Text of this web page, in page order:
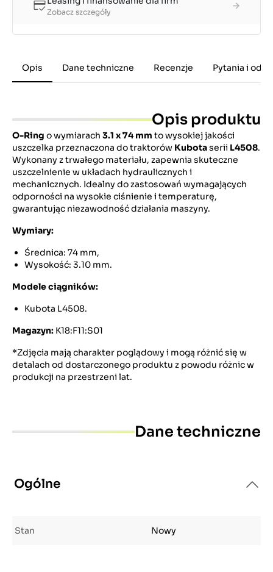
Zobacz szczegóły
Opis Dane techniczne Recenzje Pytania i
Opis produktu
O-Ring o wymiarach 3.1 x 74 mm to wysokiej jakości
uszczelka przeznaczona do traktorów Kubotaserii L4508.
Wykonany z trwałego materiału, zapewnia skuteczne
uszczelnienie w układach hydraulicznych i
mechanicznych. Idealny do zastosowań wymagających
odporności na wysokie ciśnienie i temperaturę,
gwarantując niezawodność działania maszyny.
Wymiary:
Średnica: 74 mm,
Wysokość: 3.10 mm.
Modele ciągników:
Kubota L4508.
Magazyn: K18:F11:S01
*Zdjęcia mają charakter poglądowy i mogą różnić się w
detalach od dostarczonego produktu z powodu różnic w
produkcji na przestrzeni lat.
Dane techniczne
Ogólne
Stan Nowy